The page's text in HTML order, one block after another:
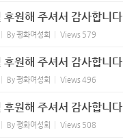
원해 주셔서 감사합니다.
By평화여성회 Views 579
원해 주셔서 감사합니다.
By평화여성회 Views 496
원해 주셔서 감사합니다.
By평화여성회 Views 508